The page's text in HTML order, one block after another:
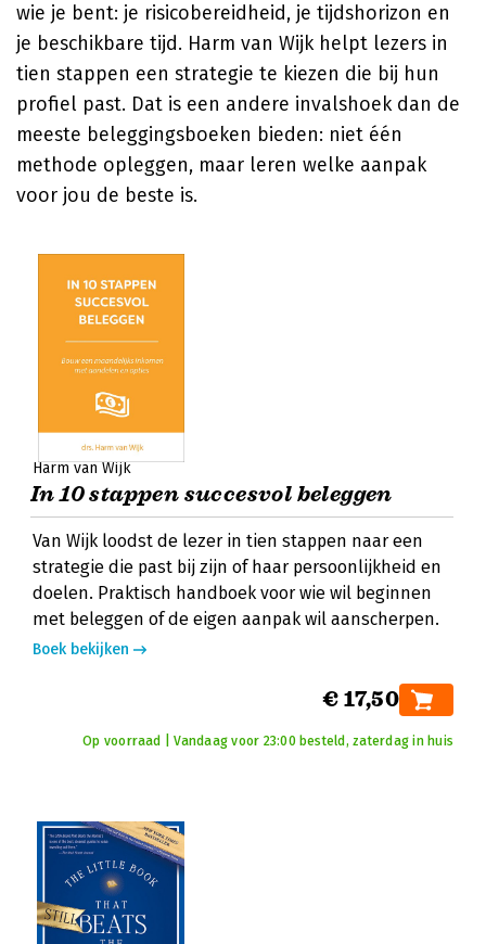
wie je bent: je risicobereidheid, je tijdshorizon en
je beschikbare tijd. Harm van Wijkhelpt lezers in
tien stappen een strategie te kiezen die bij hun
profiel past. Dat is een andere invalshoek dan de
meeste beleggingsboeken bieden: niet één
methode opleggen, maar leren welke aanpak
voor jou de beste is.
Harm van Wijk
In 10 stappen succesvol beleggen
Van Wijk loodst de lezer in tien stappen naar een
strategie die past bij zijn of haar persoonlijkheid en
doelen. Praktisch handboek voor wie wil beginnen
met beleggen of de eigen aanpak wil aanscherpen.
Boek bekijken
€ 17,50
Op voorraad | Vandaag voor 23:00 besteld, zaterdag in huis